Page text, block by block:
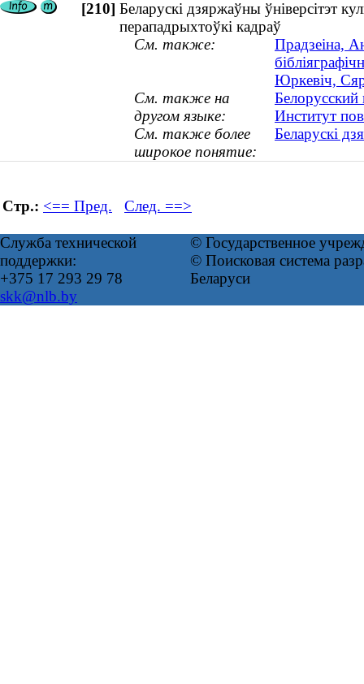
[210] Беларускі дзяржаўны ўніверсітэт
перападрыхтоўкі кадраў
См. также:
Прадзеіна,
Юркевіч,
См. также на
другом языке:
Белорусский
Институт
См. также более
широкое понятие:
Беларускі
Стр.: <== Пред. След. ==>
Служба технической
поддержки:
+375 17 293 29 78
skk@nlb.by
© Государственное
© Поисковая система
Беларуси